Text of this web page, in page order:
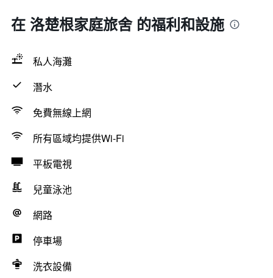
在 洛楚根家庭旅舍 的福利和設施
私人海灘
潛水
免費無線上網
所有區域均提供Wi-Fi
平板電視
兒童泳池
網路
停車場
洗衣設備